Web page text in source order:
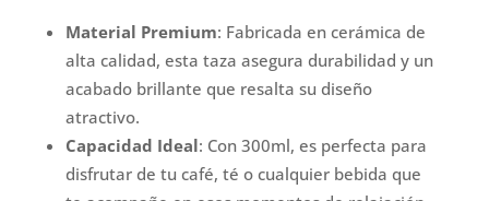
Material Premium: Fabricada en cerámica de
alta calidad, esta taza asegura durabilidad y un
acabado brillante que resalta su diseño
atractivo.
Capacidad Ideal: Con 300ml, es perfecta para
disfrutar de tu café, té o cualquier bebida que